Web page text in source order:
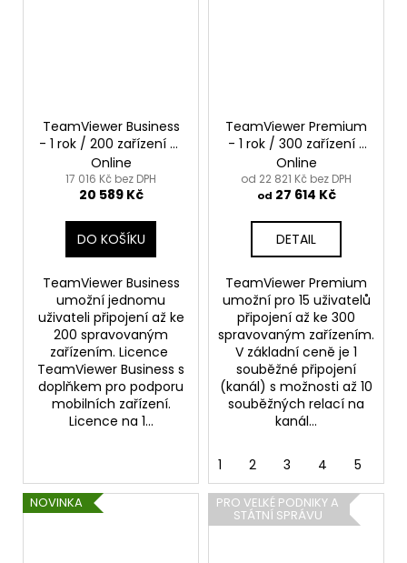
TeamViewer Business
- 1 rok / 200 zařízení / 1
uživatel + podpora
mobilních zařízení
Online
17 016 Kč bez DPH
20 589 Kč
DO KOŠÍKU
TeamViewer Business
umožní jednomu
uživateli připojení až ke
200 spravovaným
zařízením. Licence
TeamViewer Business s
doplňkem pro podporu
mobilních zařízení.
Licence na 1...
TeamViewer Premium
- 1 rok / 300 zařízení /
15 uživatelů
Online
od 22 821 Kč bez DPH
od 27 614 Kč
DETAIL
TeamViewer Premium
umožní pro 15 uživatelů
připojení až ke 300
spravovaným zařízením.
V základní ceně je 1
souběžné připojení
(kanál) s možnosti až 10
souběžných relací na
kanál...
1 2 3 4 5
NOVINKA PRO VELKÉ PODNIKY A
STÁTNÍ SPRÁVU